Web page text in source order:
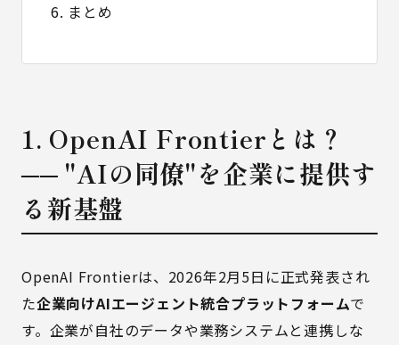
6. まとめ
1. OpenAI Frontierとは？
── "AIの同僚"を企業に提供す
る新基盤
OpenAI Frontierは、2026年2月5日に正式発表され
た企業向けAIエージェント統合プラットフォームで
す。企業が自社のデータや業務システムと連携しな